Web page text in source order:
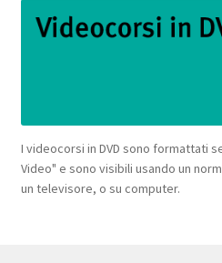
I videocorsi in DVD sono formattati
Video" e sono visibili usando un
un televisore, o su computer.